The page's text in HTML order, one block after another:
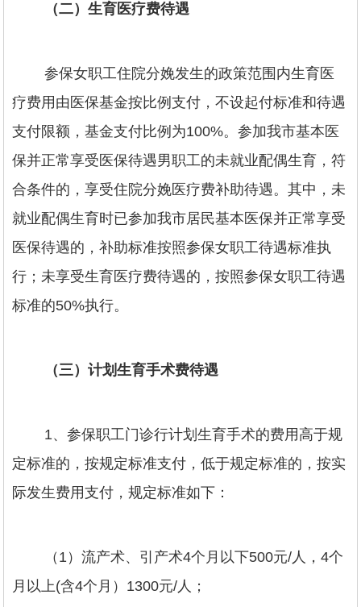
（二）生育医疗费待遇
参保女职工住院分娩发生的政策范围内生育医
疗费用由医保基金按比例支付，不设起付标准和待遇
支付限额，基金支付比例为100%。参加我市基本医
保并正常享受医保待遇男职工的未就业配偶生育，符
合条件的，享受住院分娩医疗费补助待遇。其中，未
就业配偶生育时已参加我市居民基本医保并正常享受
医保待遇的，补助标准按照参保女职工待遇标准执
行；未享受生育医疗费待遇的，按照参保女职工待遇
标准的50%执行。
（三）计划生育手术费待遇
1、参保职工门诊行计划生育手术的费用高于规
定标准的，按规定标准支付，低于规定标准的，按实
际发生费用支付，规定标准如下：
（1）流产术、引产术4个月以下500元/人，4个
月以上(含4个月）1300元/人；